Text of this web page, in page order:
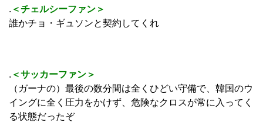
. ＜チェルシーファン＞
誰かチョ・ギュソンと契約してくれ
. ＜サッカーファン＞
（ガーナの）最後の数分間は全くひどい守備で、韓国のウ
イングに全く圧力をかけず、危険なクロスが常に入ってく
る状態だったぞ